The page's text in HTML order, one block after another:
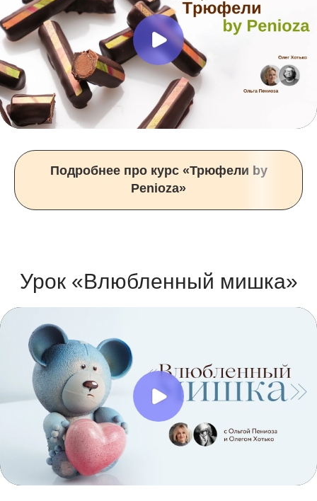
Подробнее про курс «Трюфели by
Penioza»
Урок «Влюбленный мишка»